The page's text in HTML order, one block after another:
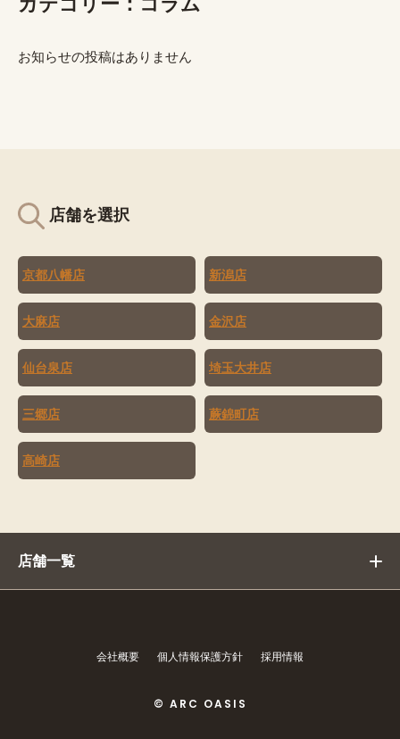
お知らせの投稿はありません
店舗を選択
京都八幡店 新潟店
大麻店 金沢店
仙台泉店 埼玉大井店
三郷店 蕨錦町店
高崎店
店舗一覧
会社概要 個人情報保護方針 採用情報
© ARC OASIS